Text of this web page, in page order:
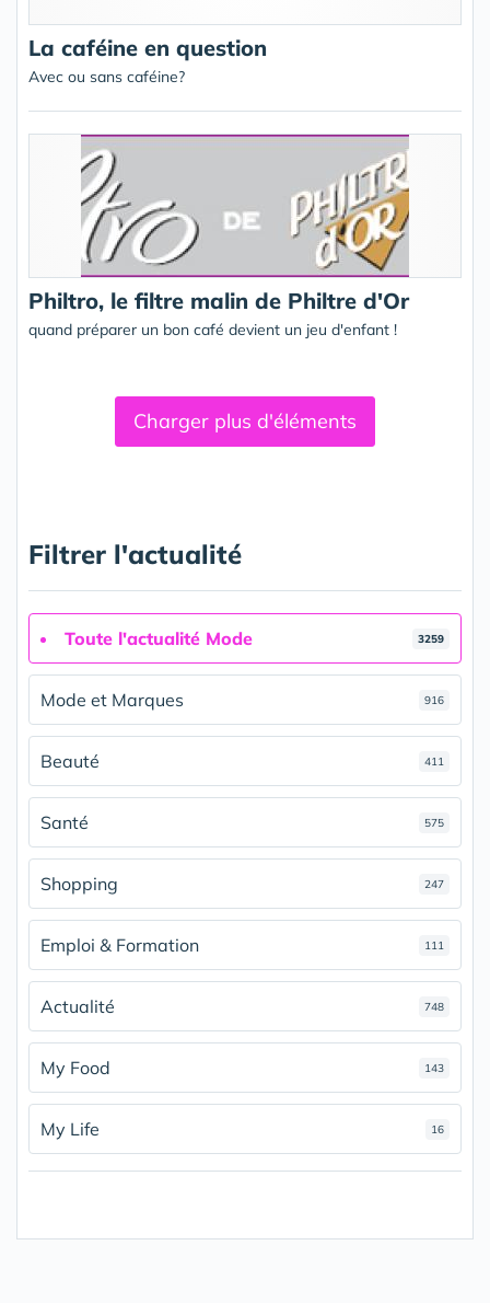
La caféine en question
Avec ou sans caféine?
Philtro, le filtre malin de Philtre d'Or
quand préparer un bon café devient un jeu d'enfant !
Charger plus d'éléments
Filtrer l'actualité
Toute l'actualité Mode 3259
Mode et Marques 916
Beauté 411
Santé 575
Shopping 247
Emploi & Formation 111
Actualité 748
My Food 143
My Life 16